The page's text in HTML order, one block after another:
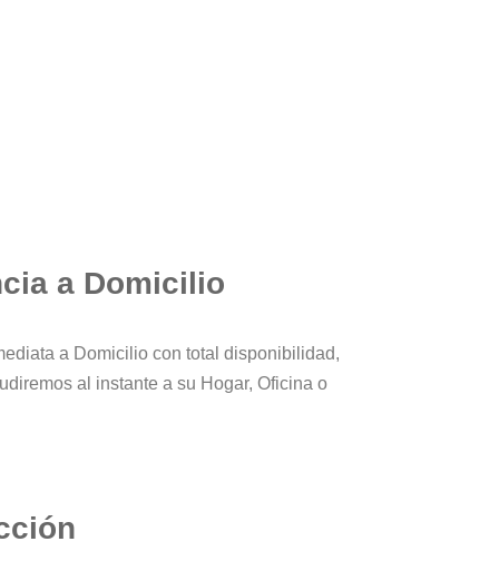
a Domicilio
a Domicilio con total disponibilidad,
al instante a su Hogar, Oficina o